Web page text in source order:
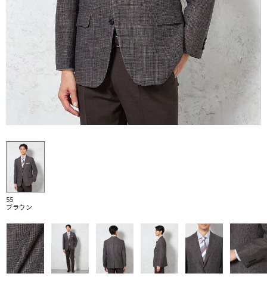
55
ブラウン